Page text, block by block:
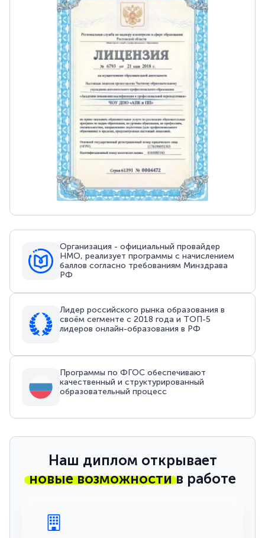
Организация - официальный провайдер
НМО, реализует программы с начислением
баллов согласно требованиям Минздрава
РФ
Лидер российского рынка образования в
своём сегменте с 2018 года и ТОП-5
лидеров онлайн-образования в РФ
Программы по ФГОС обеспечивают
качественный и структурированный
образовательный процесс
Наш диплом открывает
новые возможностив работе